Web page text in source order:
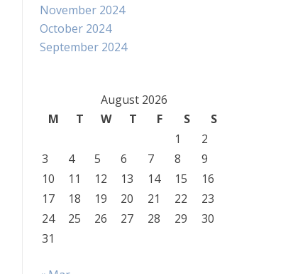
November 2024
October 2024
September 2024
August 2026
M
T W T F S
S
1
2
3
4 5 6 7 8
9
10
11 12 13 14 15
16
17
18 19 20 21 22
23
24
25 26 27 28 29
30
31